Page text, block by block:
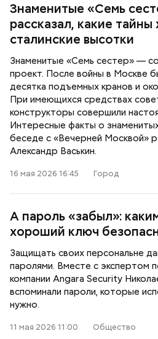
Знаменитые «Семь
рассказал, какие тайны
сталинские высотки
Знаменитые «Семь сестер» —
проект. После войны в Москве
десятка подъемных кранов и
При имеющихся средствах
конструкторы совершили
Интересные факты о
беседе с «Вечерней Москвой»
Александр Васькин.
16 мая 2026 16:45 Город
А пароль «забыл»:
хороший ключ
Защищать своих персональне
паролями. Вместе с экспертом
компании Angara Security
вспоминали пароли, которые
нужно.
11 мая 2026 11:00 Общество